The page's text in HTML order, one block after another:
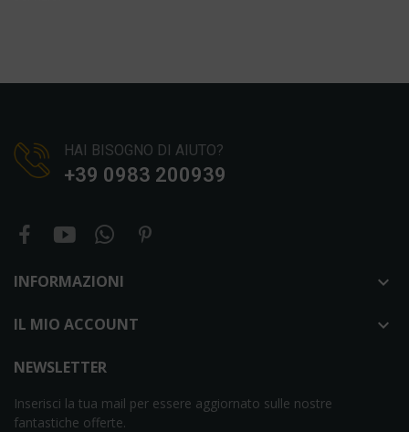
HAI BISOGNO DI AIUTO?
+39 0983 200939
INFORMAZIONI 
IL MIO ACCOUNT 
NEWSLETTER
Inserisci la tua mail per essere aggiornato sulle nostre
fantastiche offerte.